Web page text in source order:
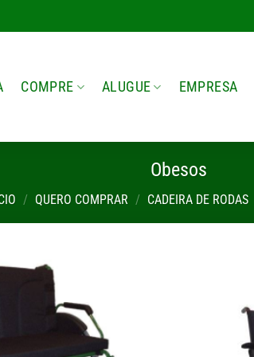
COMPRE ALUGUE EMPRESA
Obesos
/ QUERO COMPRAR / CADEIRA DE RODAS